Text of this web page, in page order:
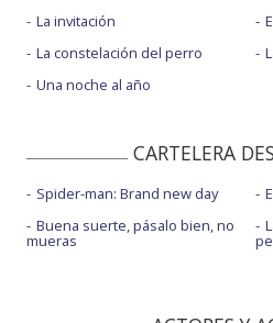
La invitación
La constelación del perro
Una noche al año
CARTELERA
Spider-man: Brand new day
Buena suerte, pásalo bien, no
mueras